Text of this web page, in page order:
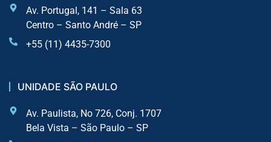
Av. Portugal, 141 – Sala 63
Centro – Santo André – SP
+55 (11) 4435-7300
UNIDADE SÃO PAULO
Av. Paulista, No 726, Conj. 1707
Bela Vista – São Paulo – SP